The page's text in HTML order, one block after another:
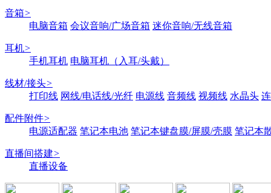
音箱>
电脑音箱 会议音响/广场音箱 迷你音响/无线音箱
耳机>
手机耳机 电脑耳机（入耳/头戴）
线材/接头>
打印线 网线/电话线/光纤 电源线 音频线 视频线 水晶头
配件附件>
电源适配器 笔记本电池 笔记本键盘膜/屏膜/壳膜 笔记本
直播间搭建>
直播设备